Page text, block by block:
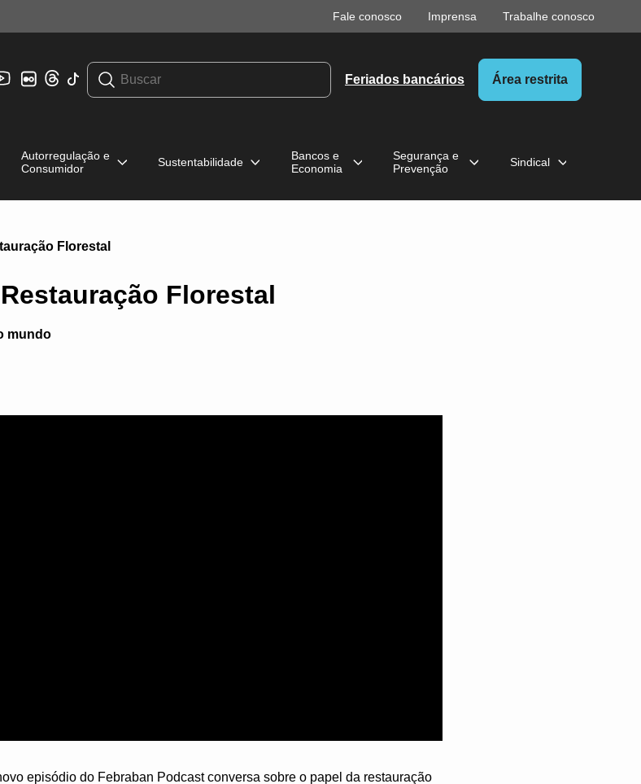
Fale conosco Imprensa Trabalhe conosco
Feriados bancários Área restrita
Autorregulação e
Consumidor
Sustentabilidade
Bancos e
Economia
Segurança e
Prevenção
Sindical
Florestal
Florestal
mundo
episódio do Febraban Podcast conversa sobre o papel da restauração